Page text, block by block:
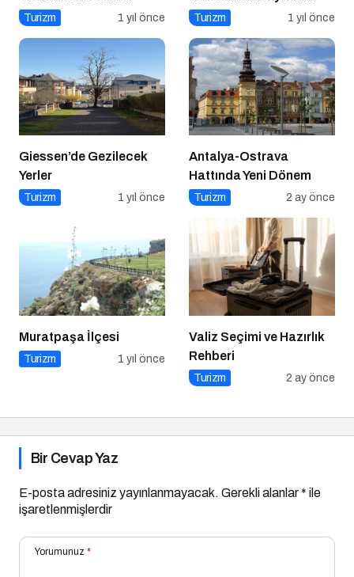
Turizm 1 yıl önce
Yoğunluğuna Hazır!
Turizm 1 yıl önce
Giessen’de Gezilecek
Yerler
Turizm 1 yıl önce
Antalya-Ostrava
Hattında Yeni Dönem
Turizm 2 ay önce
Muratpaşa İlçesi
Turizm 1 yıl önce
Valiz Seçimi ve Hazırlık
Rehberi
Turizm 2 ay önce
Bir Cevap Yaz
E-posta adresiniz yayınlanmayacak. Gerekli alanlar* ile
işaretlenmişlerdir
Yorumunuz *